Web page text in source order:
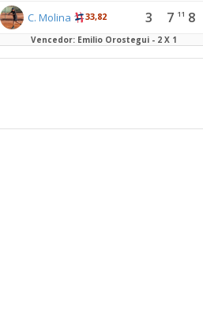
C. Molina 33,82 3 7 11 8
Vencedor: Emilio Orostegui - 2 X 1